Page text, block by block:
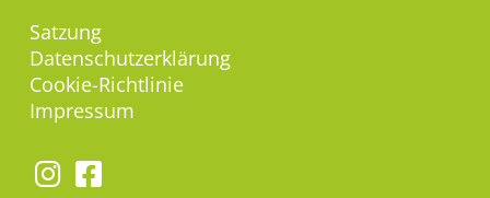
Satzung
Datenschutzerklärung
Cookie-Richtlinie
Impressum